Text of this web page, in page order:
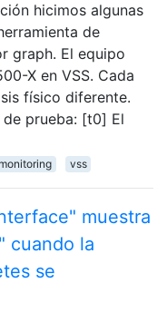
hicimos algunas
de
graph. El equipo
X en VSS. Cada
físico diferente.
de prueba: [t0] El
monitoring vss
muestra
cuando la
se